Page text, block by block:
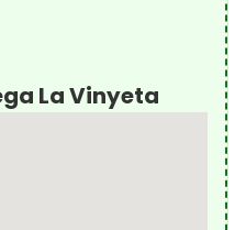
La Vinyeta